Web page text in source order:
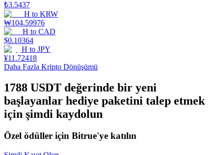
Power Piggy
Günlük rekabetçi ödüller kazanın
Staking
Yüksek getiri ve anında erişim
₺3.5437
H to KRW
₩104.59976
H to CAD
$0.10364
H to JPY
¥11.72418
Daha Fazla Kripto Dönüşümü
1788 USDT değerinde bir yeni
başlayanlar hediye paketini talep etmek
için şimdi kaydolun
Özel ödüller için Bitrue'ye katılın